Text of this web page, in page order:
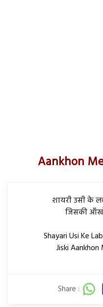
Aankhon
शायरी उसी के
जिसकी
Shayari Usi Ke
Jiski
Share :